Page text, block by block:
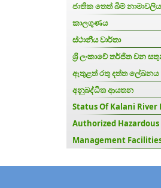
ජාතික තෙත් බිම් නාමාවලිය
කාලගුණය
ස්ථානීය වාර්තා
ශ්‍රි ලංකාවේ තර්ජිත වන
ඇතුළත් රතු දත්ත ලේඛනය
අනුබද්ධිත ආයතන
Status Of Kalani River
Authorized Hazardous
Management